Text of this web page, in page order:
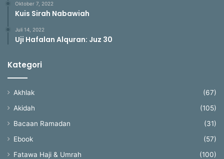
Oktober 7, 2022
Kuis Sirah Nabawiah
Juli 14, 2022
Uji Hafalan Alquran: Juz 30
Kategori
Akhlak
(67)
Akidah
(105)
Bacaan Ramadan
(31)
Ebook
(57)
Fatawa Haji & Umrah
(100)